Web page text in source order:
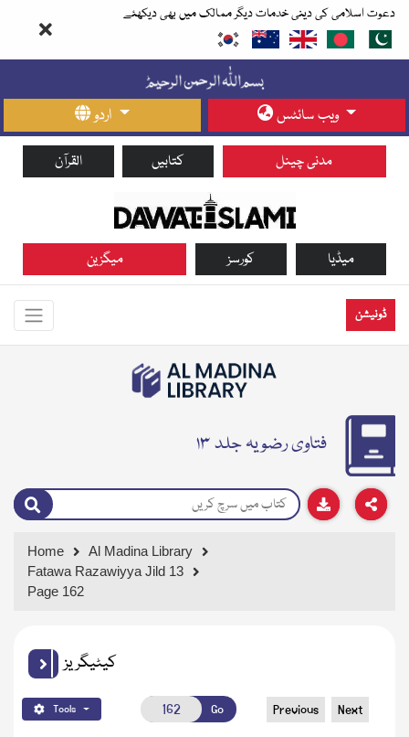
دعوت اسلامی کی دینی خدمات دیگر ممالک میں بھی دیکھئے
اردو ویب سائٹس
القرآن کتابیں مدنی چینل
میگزین کورسز میڈیا
ڈونیشن
فتاوی رضویہ جلد ۱۳
Home
Al Madina Library
Fatawa Razawiyya Jild 13
Page 162
کیٹیگریز
Tools Go Previous Next